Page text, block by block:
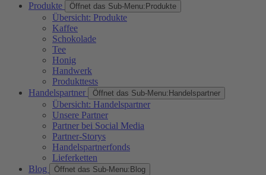
Produkte
Öffnet das Sub-Menu: Produkte
Übersicht: Produkte
Kaffee
Schokolade
Tee
Honig
Handwerk
Produkttests
Handelspartner
Öffnet das Sub-Menu: Handelspartner
Übersicht: Handelspartner
Unsere Partner
Partner bei Social Media
Partner-Storys
Handelspartnerfonds
Lieferketten
Blog
Öffnet das Sub-Menu: Blog